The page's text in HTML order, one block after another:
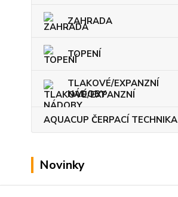
ZAHRADA
TOPENÍ
TLAKOVÉ/EXPANZNÍ
NÁDOBY
AQUACUP ČERPACÍ TECHNIKA
Novinky